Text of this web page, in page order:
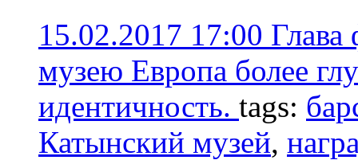
15.02.2017 17:00 Глава
музею Европа более
идентичность. tags:
Катынский музей,